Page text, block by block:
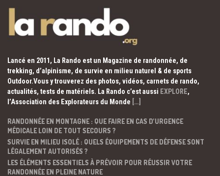
Lancé en 2011, La Rando est un Magazine de randonnée, de
trekking, d’alpinisme, de survie en milieu naturel & de sports
Outdoor.Vous y trouverez des photos, vidéos, carnets de rando,
actualités, tests de matériels. La Rando c’est aussi EXPLORE,
l’Association des Explorateurs du Monde […]
RANDONNÉE EN MONTAGNE : QUE FAIRE EN CAS D’URGENCE
MÉDICALE LOIN DE TOUT SECOURS ?
SURVIE EN MILIEU ISOLÉ : QUELS ÉQUIPEMENTS DE DÉFENSE SONT
LÉGALEMENT AUTORISÉS ?
LES ÉLÉMENTS ESSENTIELS À PRÉVOIR POUR RÉUSSIR VOTRE
RANDONNÉE EN PLEINE NATURE